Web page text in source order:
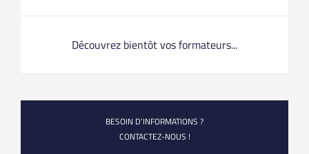
Découvrez bientôt vos formateurs...
BESOIN D’INFORMATIONS ?
CONTACTEZ-NOUS !